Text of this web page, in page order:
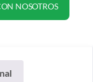
NOSOTROS